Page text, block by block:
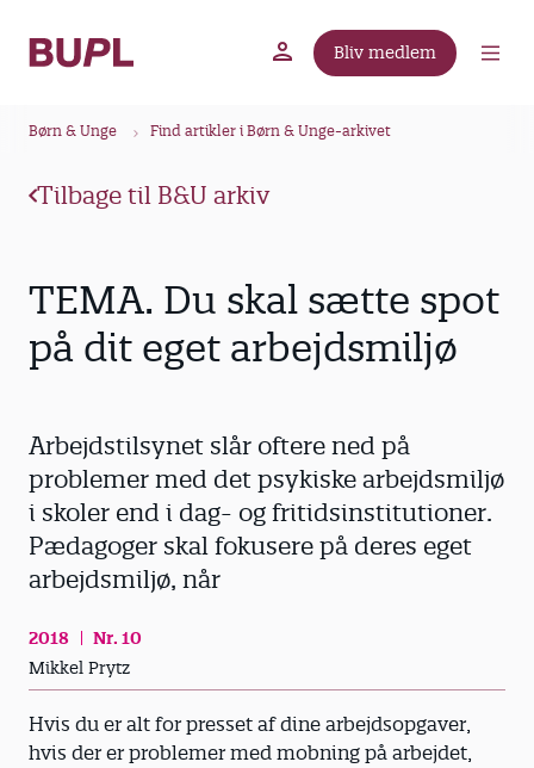
Bliv medlem
Børn & Unge Find artikler i Børn & Unge-arkivet
Tilbage til B&U arkiv
TEMA. Du skal sætte spot
på dit eget arbejdsmiljø
Arbejdstilsynet slår oftere ned på
problemer med det psykiske arbejdsmiljø
i skoler end i dag- og fritidsinstitutioner.
Pædagoger skal fokusere på deres eget
arbejdsmiljø, når
2018
Nr. 10
Mikkel Prytz
Hvis du er alt for presset af dine arbejdsopgaver,
hvis der er problemer med mobning på arbejdet,